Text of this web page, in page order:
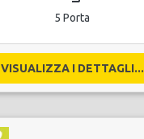
5 Porta
VISUALIZZA I DETTAGLI...